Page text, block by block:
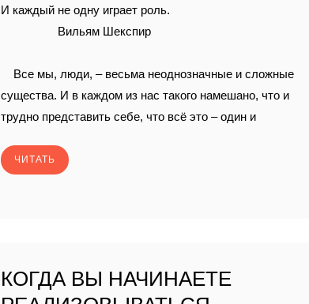
И каждый не одну играет роль.
Вильям Шекспир
Все мы, люди, – весьма неоднозначные и сложные
существа. И в каждом из нас такого намешано, что и
трудно представить себе, что всё это – один и
ЧИТАТЬ
КОГДА ВЫ НАЧИНАЕТЕ